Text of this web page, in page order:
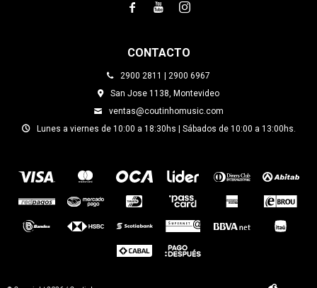
CONTACTO
2900 2811 | 2900 6967
San Jose 1138, Montevideo
ventas@coutinhomusic.com
Lunes a viernes de 10:00 a 18:30hs | Sábados de 10:00 a 13:00hs.
  